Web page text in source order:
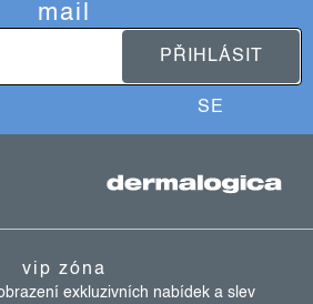
mail
PŘIHLÁSIT
SE
vip zóna
exkluzivních nabídek a slev